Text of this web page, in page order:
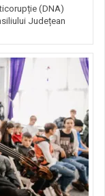
(DNA)
Județean